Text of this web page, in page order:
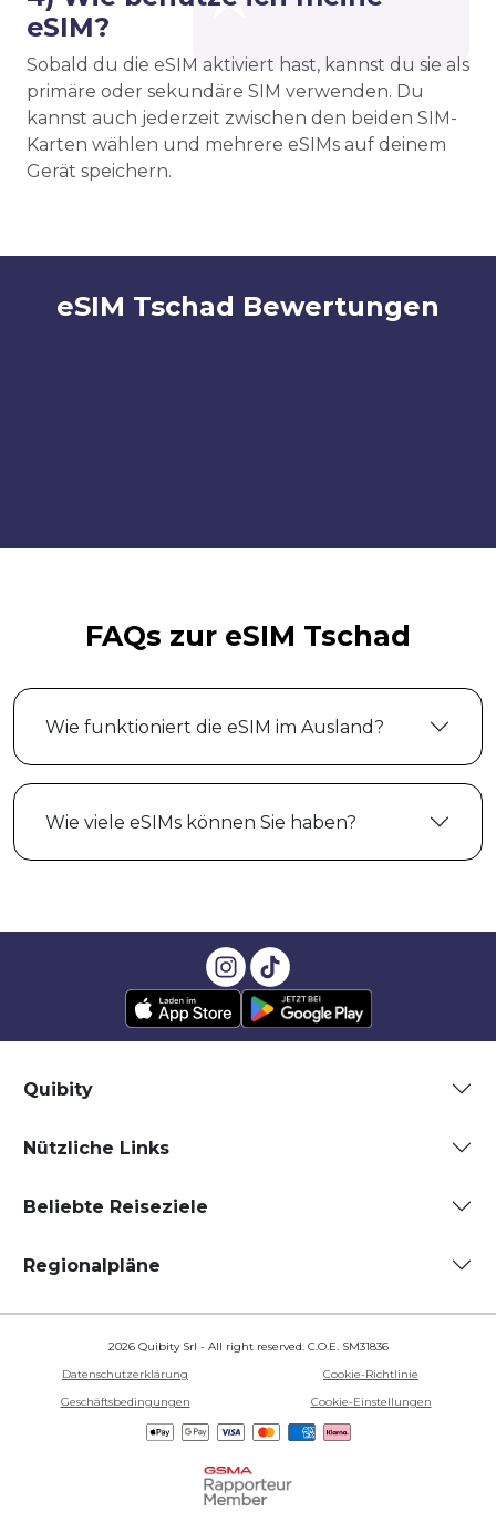
eSIM?
Sobald du die eSIM aktiviert hast, kannst du sie als
primäre oder sekundäre SIM verwenden. Du
kannst auch jederzeit zwischen den beiden SIM-
Karten wählen und mehrere eSIMs auf deinem
Gerät speichern.
eSIM Tschad Bewertungen
FAQs zur eSIM Tschad
Wie funktioniert die eSIM im Ausland?
Wie viele eSIMs können Sie haben?
Quibity
Nützliche Links
Beliebte Reiseziele
Regionalpläne
2026 Quibity Srl - All right reserved. C.O.E. SM31836
Datenschutzerklärung
Cookie-Richtlinie
Geschäftsbedingungen
Cookie-Einstellungen